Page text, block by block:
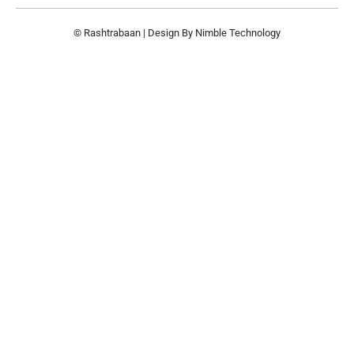
© Rashtrabaan | Design By Nimble Technology